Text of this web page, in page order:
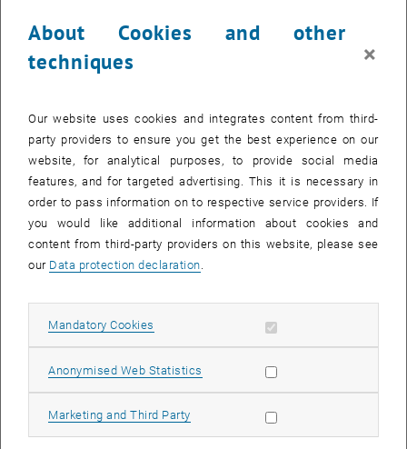
Abläufe. Unser praxisorientierter Ansatz dafür ist, einen zusätzlichen
Fokus in der Führungsarbeit auf die Zusammenführung von
pädagogischem und psychologischem Wissen zu richten, basierend
solche andragogische Befähigung als Führungskraft gelingt es,
gemeinsam ein intrinsisch motiviertes Arbeiten und Handeln zu
schaffen, um die gemeinsamen Ziele zu erreichen. Die Zauberkraft
heißt Selbstreflexion, das dazu passende Werkzeug ist die
lösungsorientierte Gesprächsführung. Dieser Artikel erläutert das
Thema in drei Teilen: Lernen im Erwachsenenalter als Prozess der
Selbstreflexion gefolgt vom Ansatz, Andragogik in der
Führungsarbeit einziehen zu lassen und dem damit verbunden
Gesprächsführung, das eigenständiges Denken forciert, an die
Eigenverantwortung appelliert und kontinuierliche
Weiterentwicklung ermöglicht.
Über die Autor_innen
Veronika Kolb-Leitner, MSc.
zertifizierte Wirtschaftstrainerin, Wirtschaftscoachin,
About Cookies and other
techniques
×
Our website uses cookies and integrates content from third-
party providers to ensure you get the best experience on our
website, for analytical purposes, to provide social media
features, and for targeted advertising. This it is necessary in
order to pass information on to respective service providers. If
you would like additional information about cookies and
content from third-party providers on this website, please see
our Data protection declaration
Mandatory Cookies Allow mandatory cookies
Anonymised Web Statistics Allow statistic cookies
Marketing and Third Party Allow marketing cookies